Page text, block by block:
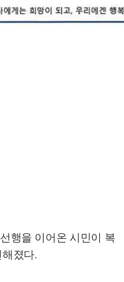
행을 이어온 시민이 복
졌다.